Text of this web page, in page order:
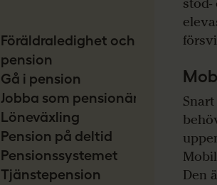
Föräldraledighet och
pension
Gå i pension
Jobba som pensionär
Löneväxling
Pension på deltid
Pensionssystemet
Tjänstepension
Den